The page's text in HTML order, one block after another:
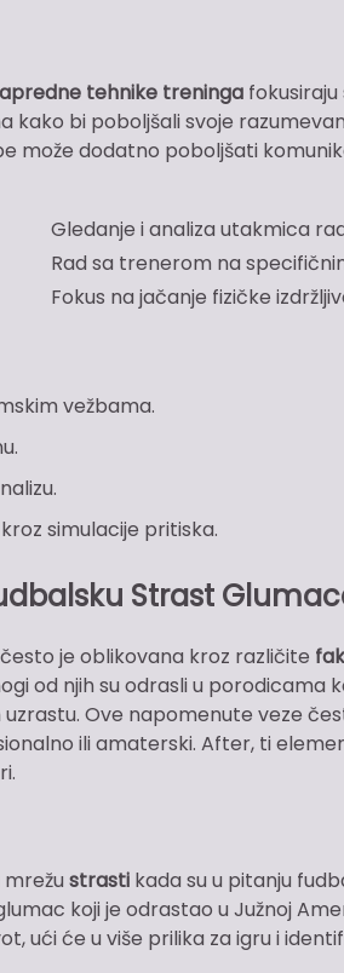
tehnike treninga
bi poboljšali svoje
može dodatno poboljšati
Gledanje i analiza utakmica
Rad sa trenerom na
Fokus na jačanje fizičke
vežbama.
simulacije pritiska.
Strast
je oblikovana kroz različite
od njih su odrasli u porodicama
Ove napomenute veze
ili amaterski. After, ti
strasti kada su u pitanju
koji je odrastao u Južnoj
ući će u više prilika za igru i